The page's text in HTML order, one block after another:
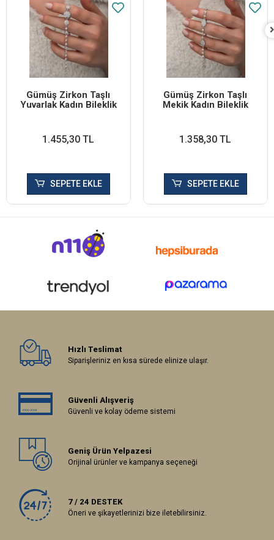
Gümüş Zirkon Taşlı
Yuvarlak Kadın Bileklik
1.455,30 TL
SEPETE EKLE
Gümüş Zirkon Taşlı
Mekik Kadın Bileklik
1.358,30 TL
SEPETE EKLE
Hızlı Teslimat
Siparişleriniz en kısa sürede elinize ulaşır.
Güvenli Alışveriş
Güvenli ve kolay ödeme sistemi
Geniş Ürün Yelpazesi
Orijinal ürünler ve kampanya seçeneği
7 / 24 DESTEK
Öneri ve şikayetlerinizi bize iletebilirsiniz.